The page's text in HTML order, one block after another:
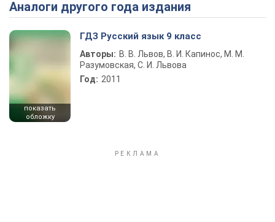
Play Video
Аналоги другого года издания
показать
обложку
ГДЗ Русский язык 9 класс
Авторы: В. В. Львов, В. И. Капинос, М. М.
Разумовская, С. И. Львова
Год: 2011